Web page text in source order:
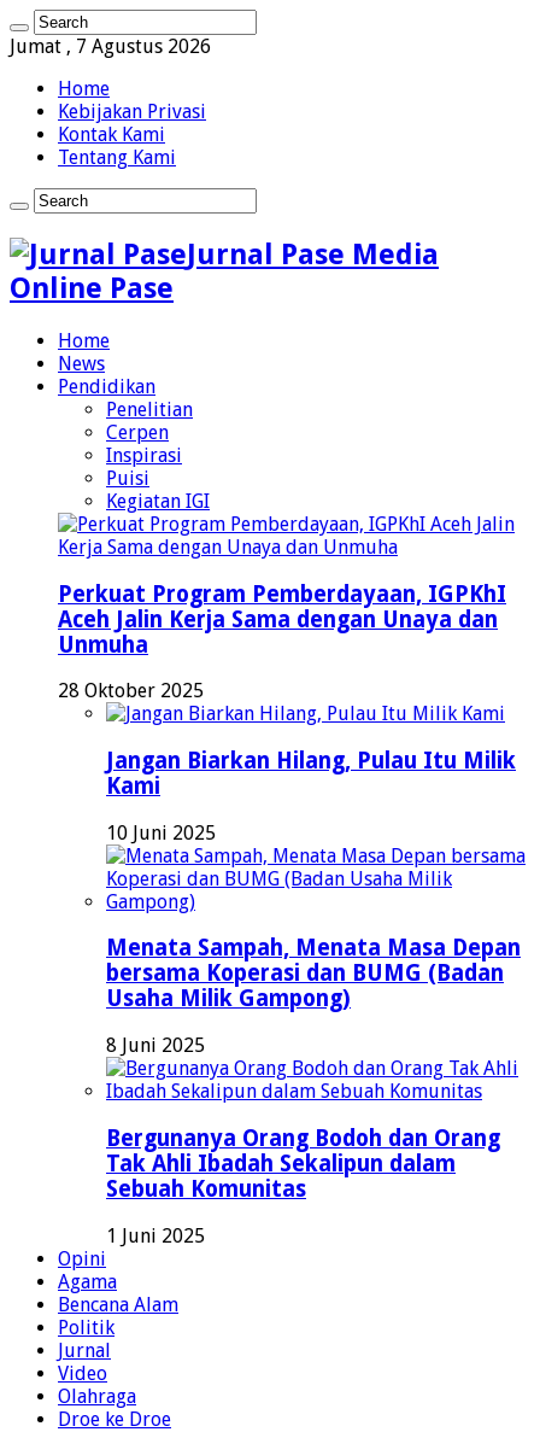
Jumat , 7 Agustus 2026
Home
Kebijakan Privasi
Kontak Kami
Tentang Kami
Jurnal Pase Media
Online Pase
Home
News
Pendidikan
Penelitian
Cerpen
Inspirasi
Puisi
Kegiatan IGI
Perkuat Program Pemberdayaan, IGPKhI
Aceh Jalin Kerja Sama dengan Unaya dan
Unmuha
28 Oktober 2025
Jangan Biarkan Hilang, Pulau Itu Milik
Kami
10 Juni 2025
Menata Sampah, Menata Masa Depan
bersama Koperasi dan BUMG (Badan
Usaha Milik Gampong)
8 Juni 2025
Bergunanya Orang Bodoh dan Orang
Tak Ahli Ibadah Sekalipun dalam
Sebuah Komunitas
1 Juni 2025
Opini
Agama
Bencana Alam
Politik
Jurnal
Video
Olahraga
Droe ke Droe